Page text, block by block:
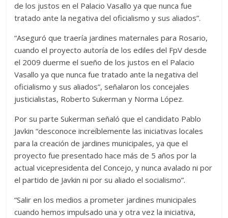
de los justos en el Palacio Vasallo ya que nunca fue
tratado ante la negativa del oficialismo y sus aliados”.
“Aseguró que traería jardines maternales para Rosario,
cuando el proyecto autoría de los ediles del FpV desde
el 2009 duerme el sueño de los justos en el Palacio
Vasallo ya que nunca fue tratado ante la negativa del
oficialismo y sus aliados”, señalaron los concejales
justicialistas, Roberto Sukerman y Norma López.
Por su parte Sukerman señaló que el candidato Pablo
Javkin “desconoce increíblemente las iniciativas locales
para la creación de jardines municipales, ya que el
proyecto fue presentado hace más de 5 años por la
actual vicepresidenta del Concejo, y nunca avalado ni por
el partido de Javkin ni por su aliado el socialismo”.
“Salir en los medios a prometer jardines municipales
cuando hemos impulsado una y otra vez la iniciativa,